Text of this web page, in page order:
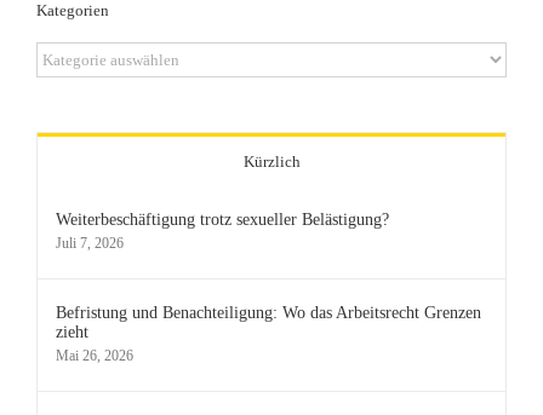
Kategorien
Kategorien
Kürzlich
Weiterbeschäftigung trotz sexueller Belästigung?
Juli 7, 2026
Befristung und Benachteiligung: Wo das Arbeitsrecht Grenzen
zieht
Mai 26, 2026